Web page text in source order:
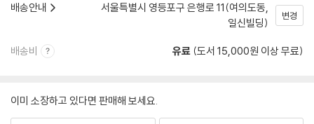
배송안내
서울특별시 영등포구 은행로 11(여의도동,
일신빌딩)
변경
배송비 유료 (도서 15,000원 이상 무료)
이미 소장하고 있다면 판매해 보세요.